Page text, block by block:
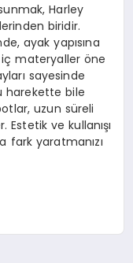
Harley
biridir.
ayak yapısına
iç materyaller öne
sayesinde
harekette bile
uzun süreli
ve kullanışı
yaratmanızı